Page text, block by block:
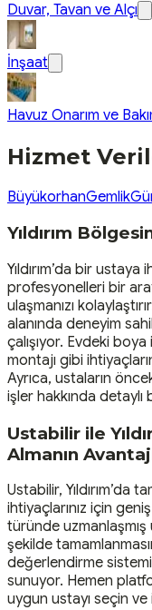
Duvar, Tavan ve Alçı
İnşaat
Havuz Onarım ve
Hizmet
BüyükorhanGemlik
Yıldırım
Yıldırım’da bir
profesyonelleri bir
ulaşmanızı
alanında deneyim
çalışıyor. Evdeki
montajı gibi
Ayrıca, ustaların
işler hakkında detaylı
Ustabilir ile
Almanın
Ustabilir,
ihtiyaçlarınız için
türünde
şekilde
değerlendirme
sunuyor. Hemen
uygun ustayı seçin